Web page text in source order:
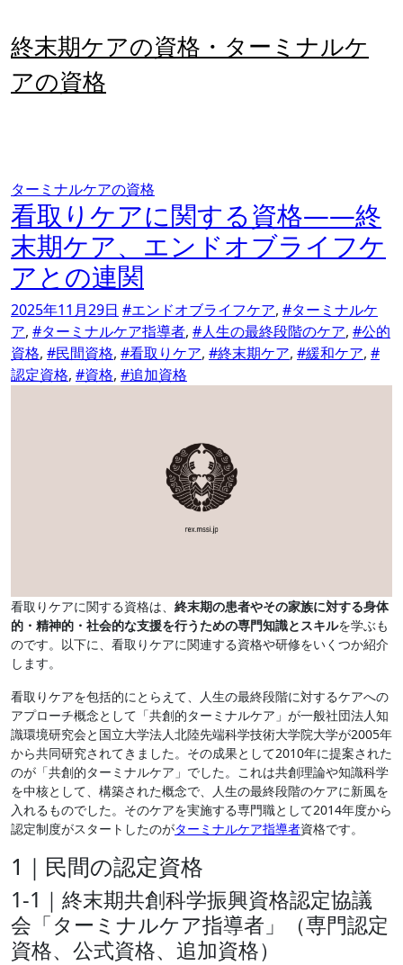
を
ス
キ
終末期ケアの資格・ターミナルケ
アの資格
ターミナルケアの資格
看取りケアに関する資格――終
末期ケア、エンドオブライフケ
アとの連関
2025年11月29日 #エンドオブライフケア, #ターミナルケ
ア, #ターミナルケア指導者, #人生の最終段階のケア, #公的
資格, #民間資格, #看取りケア, #終末期ケア, #緩和ケア, #
認定資格, #資格, #追加資格
看取りケアに関する資格は、 終末期の患者やその家族に対する身体
的・精神的・社会的な支援を行うための専門知識とスキルを学ぶも
のです。以下に、看取りケアに関連する資格や研修をいくつか紹介
します。
看取りケアを包括的にとらえて、人生の最終段階に対するケアへの
アプローチ概念として「共創的ターミナルケア」が一般社団法人知
識環境研究会と国立大学法人北陸先端科学技術大学院大学が2005年
から共同研究されてきました。その成果として2010年に提案された
のが「共創的ターミナルケア」でした。これは共創理論や知識科学
を中核として、構築された概念で、人生の最終段階のケアに新風を
入れるものでした。そのケアを実施する専門職として2014年度から
認定制度がスタートしたのがターミナルケア指導者資格です。
1｜民間の認定資格
1-1｜終末期共創科学振興資格認定協議
会「ターミナルケア指導者」（専門認定
資格、公式資格、追加資格）